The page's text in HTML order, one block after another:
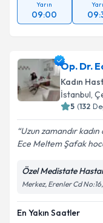
Yarın
09:00
Op. Dr.
Kadın
İstanbul,
5 (132
Uzun zamandır
Ece Meltem Şafak
Özel Medistate
Merkez, Erenler Cd
En Yakın Saatler